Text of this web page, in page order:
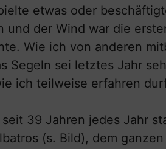
etwas oder
der Wind war die
Wie ich von anderen
Segeln sei letztes Jahr
ich teilweise erfahren
39 Jahren jedes Jahr
(s. Bild), dem